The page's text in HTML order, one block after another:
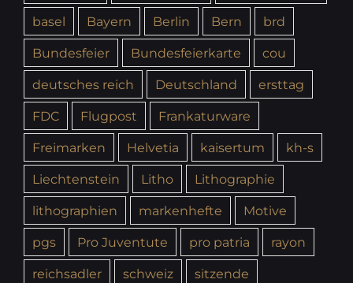
basel
Bayern Berlin Bern
brd
Bundesfeier
Bundesfeierkarte
cou
deutsches reich
Deutschland
ersttag
FDC
Flugpost
Frankaturware
Freimarken
Helvetia kaisertum
kh-s
Liechtenstein
Litho
Lithographie
lithographien
markenhefte
Motive
pgs
Pro Juventute pro patria
rayon
reichsadler
schweiz
sitzende